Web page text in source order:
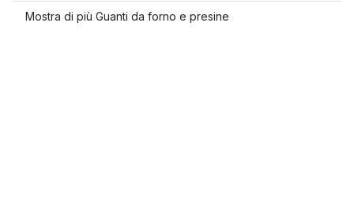
Mostra di più Guanti da forno e presine